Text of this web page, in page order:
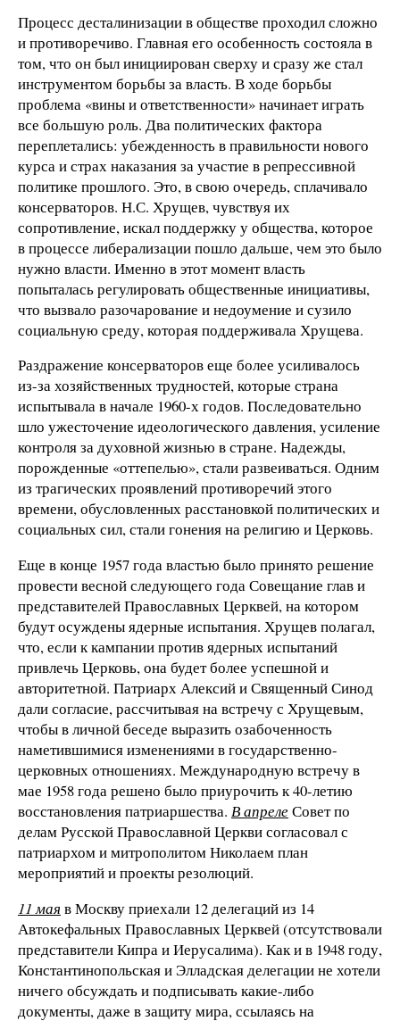
Процесс десталинизации в обществе проходил сложно
и противоречиво. Главная его особенность состояла в
том, что он был инициирован сверху и сразу же стал
инструментом борьбы за власть. В ходе борьбы
проблема «вины и ответственности» начинает играть
все большую роль. Два политических фактора
переплетались: убежденность в правильности нового
курса и страх наказания за участие в репрессивной
политике прошлого. Это, в свою очередь, сплачивало
консерваторов. Н.С. Хрущев, чувствуя их
сопротивление, искал поддержку у общества, которое
в процессе либерализации пошло дальше, чем это было
нужно власти. Именно в этот момент власть
попыталась регулировать общественные инициативы,
что вызвало разочарование и недоумение и сузило
социальную среду, которая поддерживала Хрущева.
Раздражение консерваторов еще более усиливалось
из-за хозяйственных трудностей, которые страна
испытывала в начале 1960-х годов. Последовательно
шло ужесточение идеологического давления, усиление
контроля за духовной жизнью в стране. Надежды,
порожденные «оттепелью», стали развеиваться. Одним
из трагических проявлений противоречий этого
времени, обусловленных расстановкой политических и
социальных сил, стали гонения на религию и Церковь.
Еще в конце 1957 года властью было принято решение
провести весной следующего года Совещание глав и
представителей Православных Церквей, на котором
будут осуждены ядерные испытания. Хрущев полагал,
что, если к кампании против ядерных испытаний
привлечь Церковь, она будет более успешной и
авторитетной. Патриарх Алексий и Священный Синод
дали согласие, рассчитывая на встречу с Хрущевым,
чтобы в личной беседе выразить озабоченность
наметившимися изменениями в государственно-
церковных отношениях. Международную встречу в
мае 1958 года решено было приурочить к 40-летию
восстановления патриаршества. В апрелеСовет по
делам Русской Православной Церкви согласовал с
патриархом и митрополитом Николаем план
мероприятий и проекты резолюций.
11 мая в Москву приехали 12 делегаций из 14
Автокефальных Православных Церквей (отсутствовали
представители Кипра и Иерусалима). Как и в 1948 году,
Константинопольская и Элладская делегации не хотели
ничего обсуждать и подписывать какие-либо
документы, даже в защиту мира, ссылаясь на